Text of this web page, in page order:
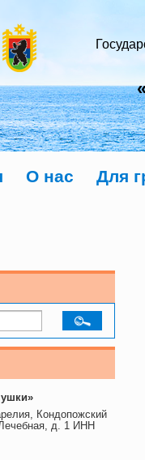
О нас Для
Кондопожский
д. 1 ИНН